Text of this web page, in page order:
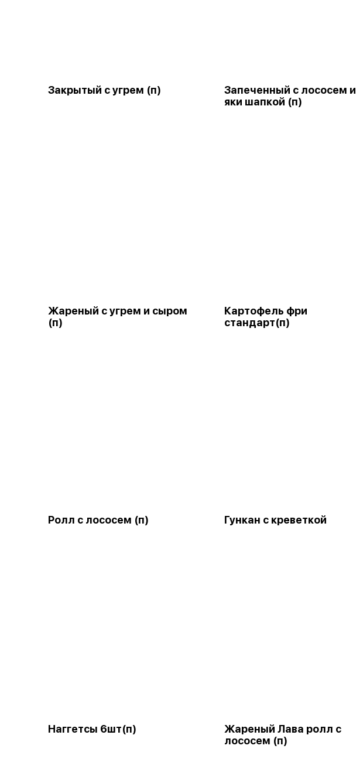
Закрытый с угрем (п)
Запеченный с лососем и
яки шапкой (п)
Жареный с угрем и сыром
(п)
Картофель фри
стандарт(п)
Ролл с лососем (п) Гункан с креветкой
Наггетсы 6шт(п)
Жареный Лава ролл с
лососем (п)